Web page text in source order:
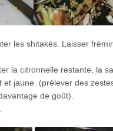
les shitakés. Laisser
la citronnelle restante, la
et jaune. (prélever des
de goût).